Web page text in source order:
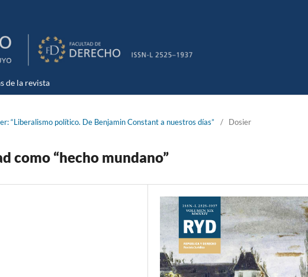
de la revista
“Liberalismo político. De Benjamin Constant a nuestros días” / Dosier
como “hecho mundano”